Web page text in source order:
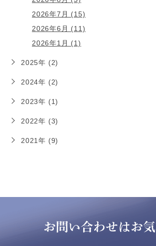
2026年7月 (15)
2026年6月 (11)
2026年1月 (1)
2025年 (2)
2024年 (2)
2023年 (1)
2022年 (3)
2021年 (9)
お問い合わせはお